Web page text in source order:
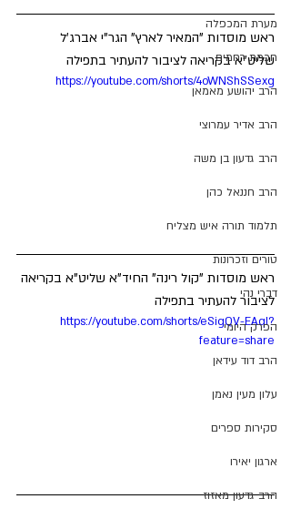
מערת המכפלה
חכמת רחמים
הרב יהושע מאמאן
הרב אדיר עמרוצי
הרב גדעון בן משה
הרב חננאל כהן
תלמוד תורה איש מצליח
טורים וזכרונות
דברי נהי
הפרק היומי
הרב דוד עידאן
עלון מעין נאמן
סקירות ספרים
ארגון יאירו
הרב גדעון מאזוז
ראש מוסדות "המאיר לארץ" הגר"י אברג'ל
שליט"א בקריאה לציבור להעתיר בתפילה
https://youtube.com/shorts/4oWNShSSexg
ראש מוסדות "קול רינה" החיד"א שליט"א בקריאה
לציבור להעתיר בתפילה
https://youtube.com/shorts/eSigQV-EAqI?
feature=share